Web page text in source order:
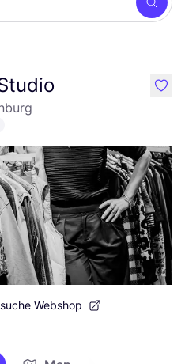
Webshop
like